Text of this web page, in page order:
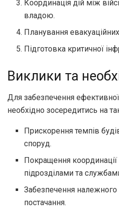
Координація дій між
владою.
Планування
Підготовка критичної
Виклики та
Для забезпечення
необхідно зосередитись на
Прискорення темпів
споруд.
Покращення
підрозділами та
Забезпечення належного
постачання.